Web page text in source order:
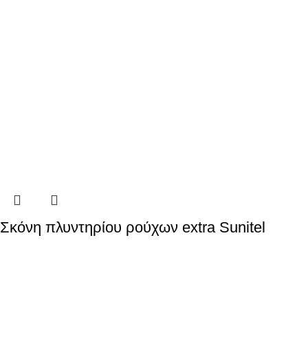
Σκόνη πλυντηρίου ρούχων extra Sunitel